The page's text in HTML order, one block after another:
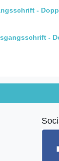
-
-